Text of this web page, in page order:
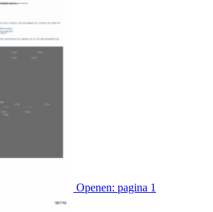
Openen: pagina 1